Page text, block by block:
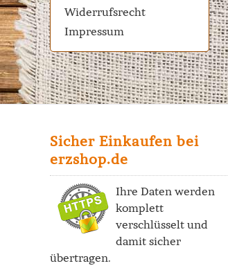
Widerrufsrecht
Impressum
Sicher Einkaufen bei
erzshop.de
Ihre Daten werden
komplett
verschlüsselt und
damit sicher
übertragen.